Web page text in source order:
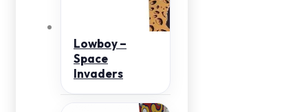
Lowboy –
Space
Invaders